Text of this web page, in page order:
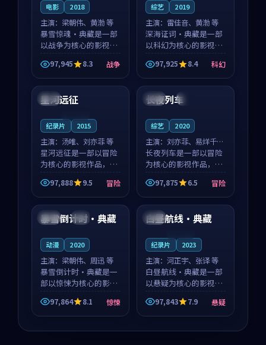
电影 2018
主演： 梁朝伟、黄渤 等
暴雪惊魂·典藏是一部
以战争为核心的影视作
品，围绕危机、反转与
人物成长展开，整体节
奏紧凑，值得推荐观
看。
97,945 8.3 战争
综艺 2019
主演： 雷佳音、黄渤 等
深海证词·典藏是一部
以科幻为核心的影视作
品，围绕危机、反转与
人物成长展开，整体节
奏紧凑，值得推荐观
看。
97,925 8.4 科幻
美国
星河远征
纪录片 2015
主演： 汤唯、刘亦菲 等
星河远征是一部以冒险
为核心的影视作品，围
绕危机、反转与人物成
长展开，整体节奏紧
凑，值得推荐观看。
97,888 9.5 冒险
中国 4K
长夜列车
综艺 2020
主演： 刘亦菲、易烊千玺
等
长夜列车是一部以冒险
为核心的影视作品，围
绕危机、反转与人物成
长展开，整体节奏紧
凑，值得推荐观看。
97,875 6.5 冒险
中国 4K
暴雪倒计时·典藏
动漫 2020
主演： 梁朝伟、周迅 等
暴雪倒计时·典藏是一
部以惊悚为核心的影视
作品，围绕危机、反转
与人物成长展开，整体
节奏紧凑，值得推荐观
97,864 8.1 惊悚
泰国
白昼航线·典藏
纪录片 2023
主演： 河正宇、张译 等
白昼航线·典藏是一部
以悬疑为核心的影视作
品，围绕危机、反转与
人物成长展开，整体节
奏紧凑，值得推荐观
97,843 7.9 悬疑